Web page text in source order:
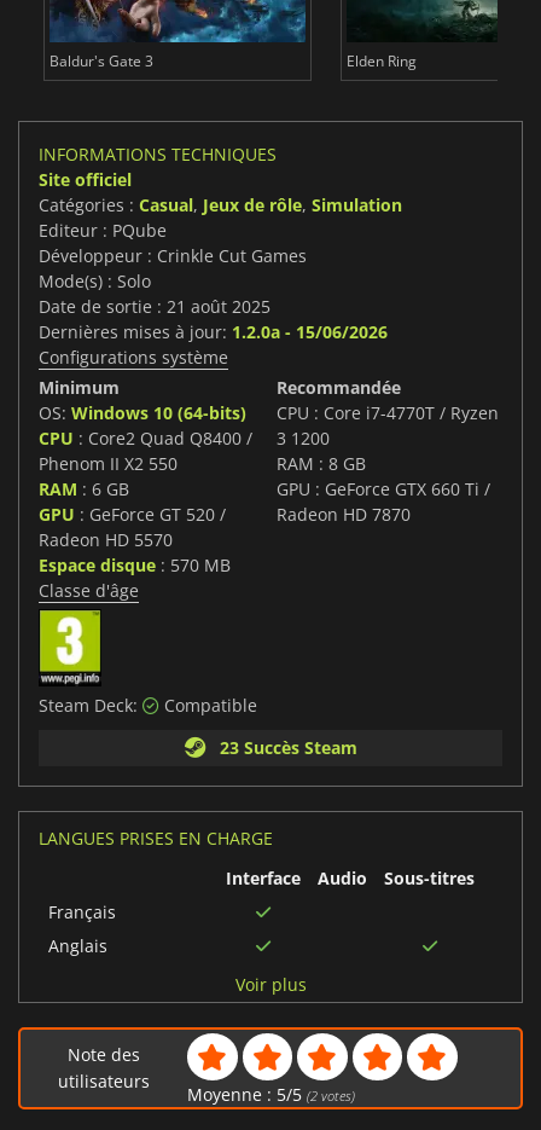
Baldur's Gate 3 Elden Ring
INFORMATIONS TECHNIQUES
Site officiel
Catégories : Casual, Jeux de rôle, Simulation
Editeur : PQube
Développeur : Crinkle Cut Games
Mode(s) : Solo
Date de sortie : 21 août 2025
Dernières mises à jour: 1.2.0a - 15/06/2026
Configurations système
Minimum
OS: Windows 10 (64-bits)
CPU : Core2 Quad Q8400 /
Phenom II X2 550
RAM : 6 GB
GPU : GeForce GT 520 /
Radeon HD 5570
Espace disque : 570 MB
Recommandée
CPU : Core i7-4770T / Ryzen
3 1200
RAM : 8 GB
GPU : GeForce GTX 660 Ti /
Radeon HD 7870
Classe d'âge
Steam Deck:
Compatible
23 Succès Steam
LANGUES PRISES EN CHARGE
Interface
Audio
Sous-titres
Français
Anglais
Japonais
Russe
Espagnol
Voir plus
Note des
utilisateurs
Moyenne : 5/5 (2votes)